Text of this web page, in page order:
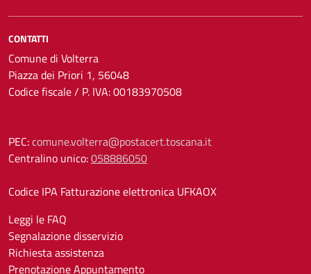
CONTATTI
Comune di Volterra
Piazza dei Priori 1, 56048
Codice fiscale / P. IVA: 00183970508
PEC:comune.volterra@postacert.toscana.it
Centralino unico:058886050
Codice IPA Fatturazione elettronica UFKAOX
Leggi le FAQ
Segnalazione disservizio
Richiesta assistenza
Prenotazione Appuntamento